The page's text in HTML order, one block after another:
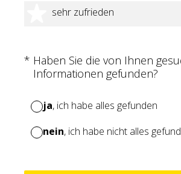
sehr zufrieden
5 Sterne
* Haben Sie die von Ihnen
Informationen gefunden?
(Erforderlich.)
ja, ich habe alles gefunden
nein, ich habe nicht alles